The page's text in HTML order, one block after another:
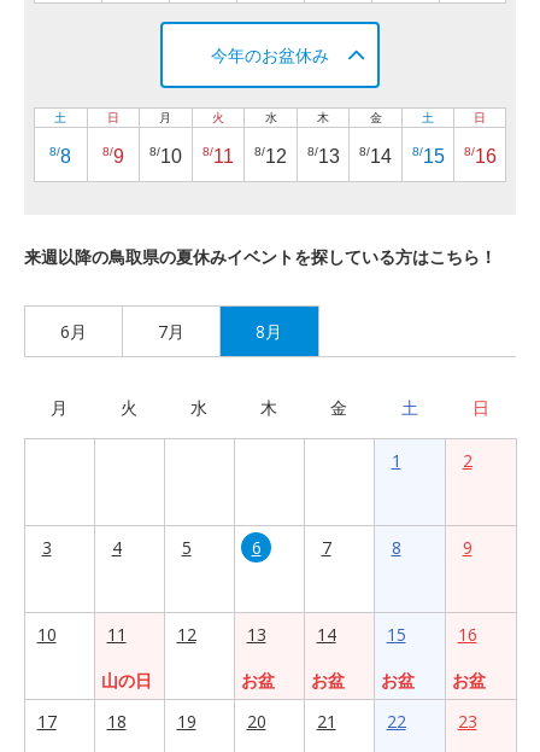
今年のお盆休み
土
8/8
日
8/9
月
8/10
火
8/11
水
8/12
木
8/13
金
8/14
土
8/15
日
8/16
来週以降の鳥取県の夏休みイベントを探している方はこちら！
6月 7月 8月
月 火 水 木 金 土 日
1 2
3 4 5 6 7 8 9
10
11
山の日
12
13
お盆
14
お盆
15
お盆
16
お盆
17
18 19 20 21 22 23